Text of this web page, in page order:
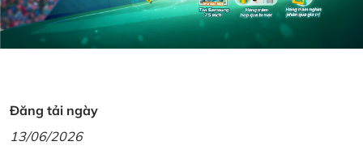
Đăng tải ngày
13/06/2026